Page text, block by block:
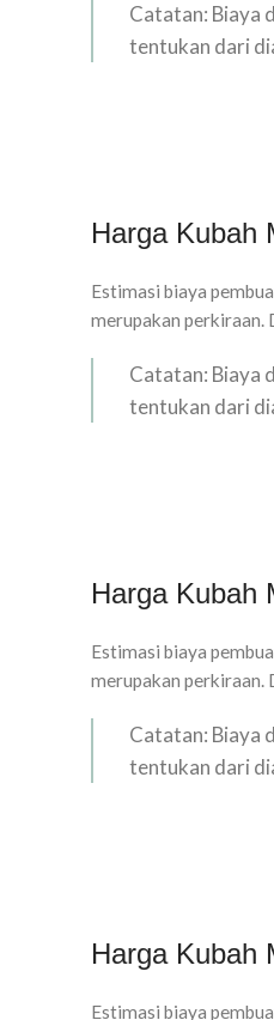
Catatan: Biaya
tentukan dari
Harga Kubah
Estimasi biaya
merupakan perkiraan.
Catatan: Biaya
tentukan dari
Harga Kubah
Estimasi biaya
merupakan perkiraan.
Catatan: Biaya
tentukan dari
Harga Kubah
Estimasi biaya